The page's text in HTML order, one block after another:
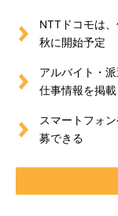
NTTドコモは
秋に開始予定
アルバイト・
仕事情報を掲載
スマートフォ
募できる